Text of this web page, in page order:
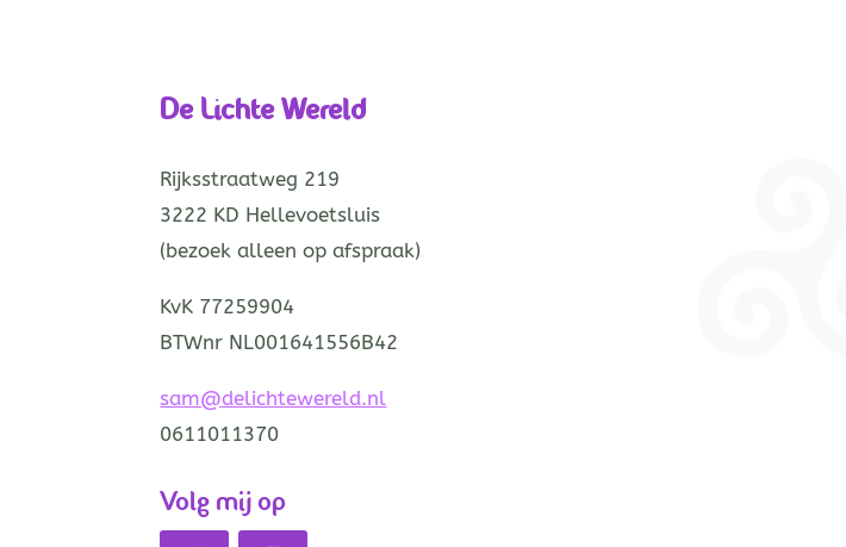
De Lichte Wereld
Rijksstraatweg 219
3222 KD Hellevoetsluis
(bezoek alleen op afspraak)
KvK 77259904
BTWnr NL001641556B42
sam@delichtewereld.nl
0611011370
Volg mij op